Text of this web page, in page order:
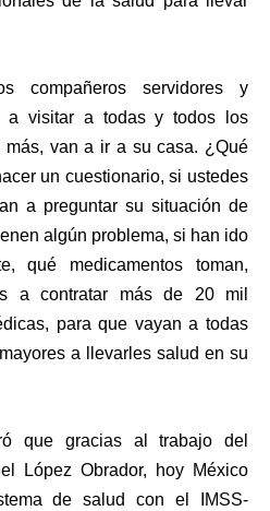
compañeros servidores y
a visitar a todas y todos los
van a ir a su casa. ¿Qué
un cuestionario, si ustedes
a preguntar su situación de
algún problema, si han ido
qué medicamentos toman,
a contratar más de 20 mil
para que vayan a todas
a llevarles salud en su
que gracias al trabajo del
López Obrador, hoy México
de salud con el IMSS-